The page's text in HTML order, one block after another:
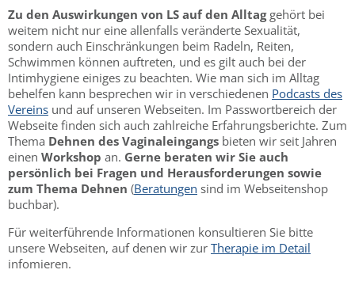
Zu den Auswirkungen von LS auf den Alltaggehört bei
weitem nicht nur eine allenfalls veränderte Sexualität,
sondern auch Einschränkungen beim Radeln, Reiten,
Schwimmen können auftreten, und es gilt auch bei der
Intimhygiene einiges zu beachten. Wie man sich im Alltag
behelfen kann besprechen wir in verschiedenen Podcasts des
Vereins und auf unseren Webseiten. Im Passwortbereich der
Webseite finden sich auch zahlreiche Erfahrungsberichte. Zum
Thema Dehnen des Vaginaleingangs bieten wir seit Jahren
einen Workshop an. Gerne beraten wir Sie auch
persönlich bei Fragen und Herausforderungen sowie
zum Thema Dehnen (Beratungen sind im Webseitenshop
buchbar).
Für weiterführende Informationen konsultieren Sie bitte
unsere Webseiten, auf denen wir zur Therapie im Detail
infomieren.